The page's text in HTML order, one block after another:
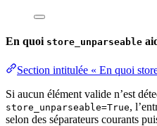
En quoi store_unparseable
Section intitulée « En quoi
Si aucun élément valide n’est
store_unparseable=True,
selon des séparateurs courants